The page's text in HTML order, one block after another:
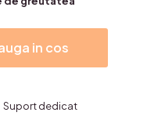
in cos
Suport dedicat